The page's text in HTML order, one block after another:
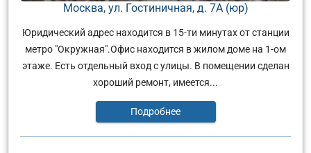
Москва, ул. Гостиничная, д. 7А (юр)
Юридический адрес находится в 15-ти минутах от станции
метро "Окружная".Офис находится в жилом доме на 1-ом
этаже. Есть отдельный вход с улицы. В помещении сделан
хороший ремонт, имеется...
Подробнее